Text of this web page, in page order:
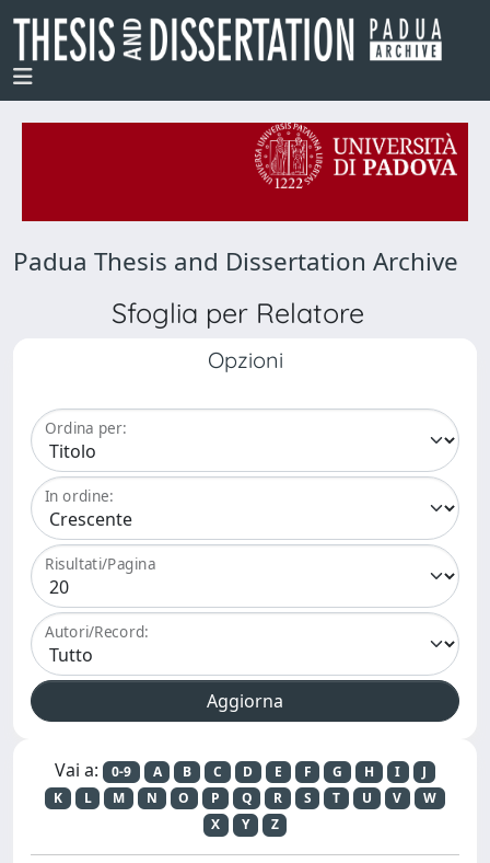
Padua Thesis and Dissertation Archive
Sfoglia per Relatore
Opzioni
Ordina per:
In ordine:
Risultati/Pagina
Autori/Record:
Vai a: 0-9 A B C D E F G H I
J
K
L M N O P Q R S T U V
W
X
Y Z